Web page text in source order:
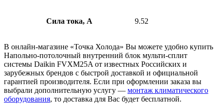
Сила тока, А 9.52
В онлайн-магазине «Точка Холода» Вы можете удобно купить
Напольно-потолочный внутренний блок мульти-сплит
системы Daikin FVXM25A от известных Российских и
зарубежных брендов с быстрой доставкой и официальной
гарантией производителя. Если при оформлении заказа вы
выбрали дополнительную услугу — монтаж климатического
оборудования, то доставка для Вас будет бесплатной.